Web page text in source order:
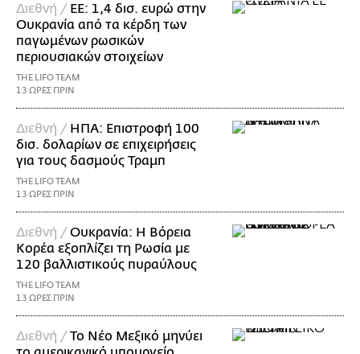
Διεθνή / ΕΕ: 1,4 δισ. ευρώ στην
Ουκρανία από τα κέρδη των
παγωμένων ρωσικών
περιουσιακών στοιχείων
THE LIFO TEAM
13 ΩΡΕΣ ΠΡΙΝ
Διεθνή / ΗΠΑ: Επιστροφή 100
δισ. δολαρίων σε επιχειρήσεις
για τους δασμούς Τραμπ
THE LIFO TEAM
13 ΩΡΕΣ ΠΡΙΝ
Διεθνή /Ουκρανία: Η Βόρεια
Κορέα εξοπλίζει τη Ρωσία με
120 βαλλιστικούς πυραύλους
THE LIFO TEAM
13 ΩΡΕΣ ΠΡΙΝ
Διεθνή /Το Νέο Μεξικό μηνύει